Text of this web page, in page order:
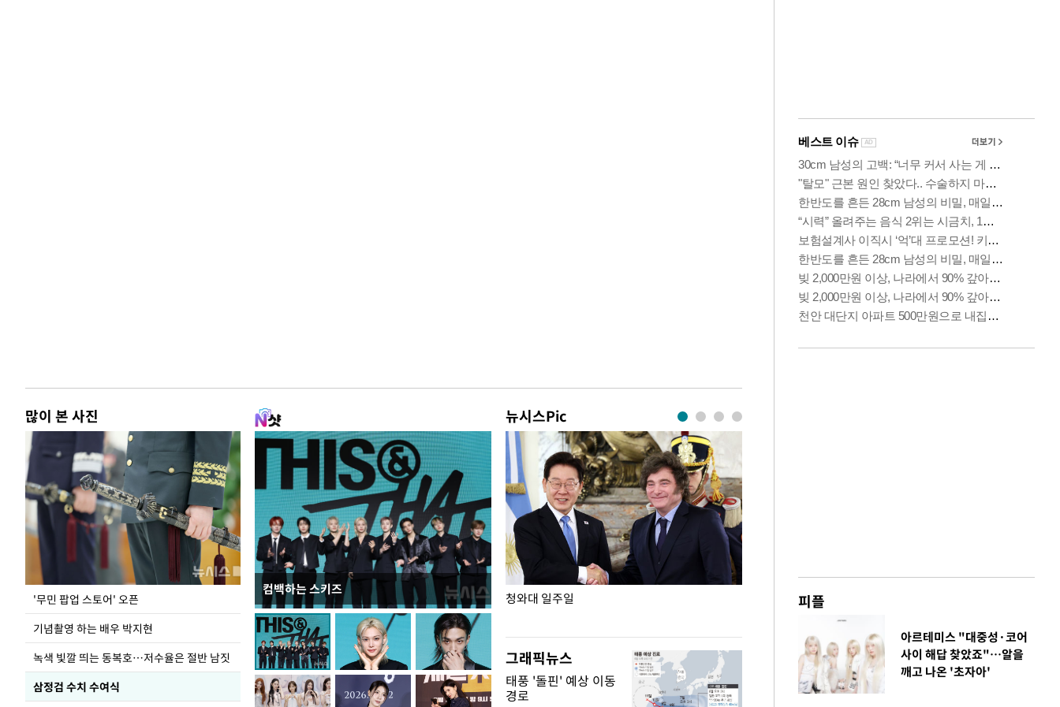
많이 본 사진
'무민 팝업 스토어' 오픈
기념촬영 하는 배우 박지현
녹색 빛깔 띄는 동복호…저수율은 절반 남짓
삼정검 수치 수여식
컴백하는 스키즈
뉴시스Pic
홈플러스, 67개 점포 가오픈… 13일 정식 개장 청와대 일주일 사진으로 보는 일주일
그래픽뉴스
태풍 '돌핀' 예상 이동
경로
피플
아르테미스 "대중성·코어
사이 해답 찾았죠"…알을
깨고 나온 '초자아'